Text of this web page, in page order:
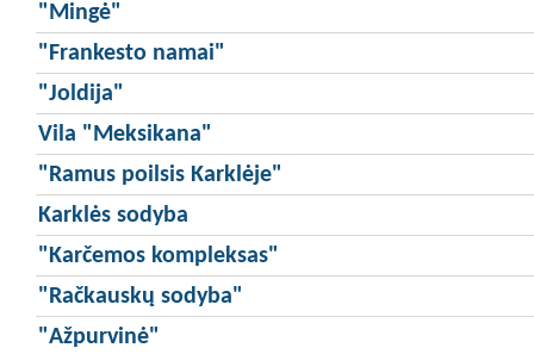
"Mingė"
"Frankesto namai"
"Joldija"
Vila "Meksikana"
"Ramus poilsis Karklėje"
Karklės sodyba
"Karčemos kompleksas"
"Račkauskų sodyba"
"Ažpurvinė"